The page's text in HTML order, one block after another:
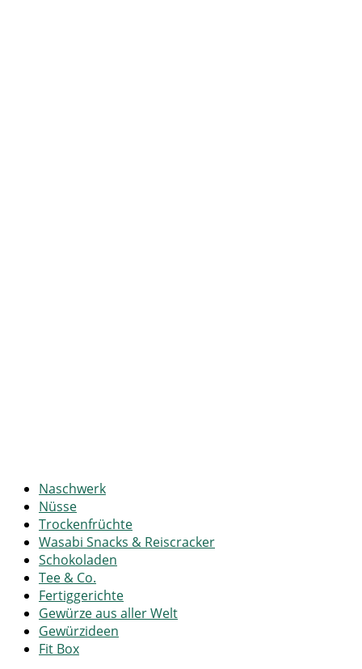
Naschwerk
Nüsse
Trockenfrüchte
Wasabi Snacks & Reiscracker
Schokoladen
Tee & Co.
Fertiggerichte
Gewürze aus aller Welt
Gewürzideen
Fit Box